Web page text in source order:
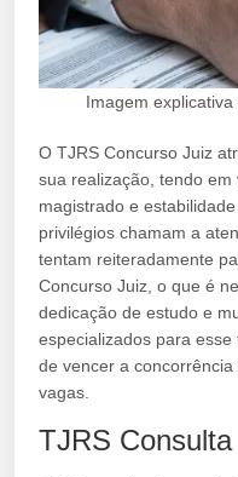
Imagem
O TJRS Concurso Juiz
sua realização, tendo
magistrado e
privilégios chamam a
tentam reiteradamente
Concurso Juiz, o que é
dedicação de estudo e
especializados para
de vencer a
vagas.
TJRS